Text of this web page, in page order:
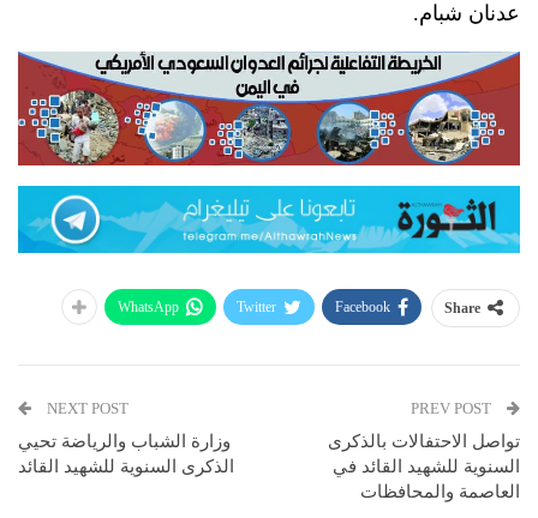
عدنان شبام.
Share
Facebook
Twitter
WhatsApp
تواصل الاحتفالات بالذكرى
السنوية للشهيد القائد في
العاصمة والمحافظات
NEXT POST
وزارة الشباب والرياضة تحيي
الذكرى السنوية للشهيد القائد